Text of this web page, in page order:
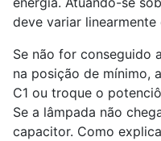
deve variar linearmente
Se não for conseguido
na posição de mínimo,
C1 ou troque o
Se a lâmpada não
capacitor. Como